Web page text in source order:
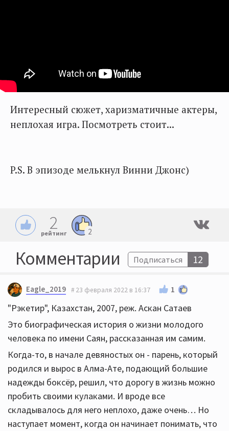
Интересный сюжет, харизматичные актеры,
неплохая игра. Посмотреть стоит...
P.S. В эпизоде мелькнул Винни Джонс)
2
рейтинг 2
Комментарии Подписаться 12
Eagle_2019 23 февраля 2022 в 16:37 1
"Рэкетир", Казахстан, 2007, реж. Аскан Сатаев
Это биографическая история о жизни молодого
человека по имени Саян, рассказанная им самим.
Когда-то, в начале девяностых он - парень, который
родился и вырос в Алма-Ате, подающий большие
надежды боксёр, решил, что дорогу в жизнь можно
пробить своими кулаками. И вроде все
складывалось для него неплохо, даже очень… Но
наступает момент, когда он начинает понимать, что